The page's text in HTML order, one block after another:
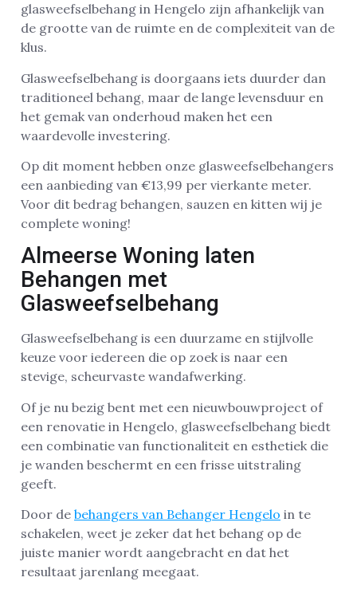
glasweefselbehang in Hengelo zijn afhankelijk van
de grootte van de ruimte en de complexiteit van de
klus.
Glasweefselbehang is doorgaans iets duurder dan
traditioneel behang, maar de lange levensduur en
het gemak van onderhoud maken het een
waardevolle investering.
Op dit moment hebben onze glasweefselbehangers
een aanbieding van €13,99 per vierkante meter.
Voor dit bedrag behangen, sauzen en kitten wij je
complete woning!
Almeerse Woning laten
Behangen met
Glasweefselbehang
Glasweefselbehang is een duurzame en stijlvolle
keuze voor iedereen die op zoek is naar een
stevige, scheurvaste wandafwerking.
Of je nu bezig bent met een nieuwbouwproject of
een renovatie in Hengelo, glasweefselbehang biedt
een combinatie van functionaliteit en esthetiek die
je wanden beschermt en een frisse uitstraling
geeft.
Door de behangers van Behanger Hengelo in te
schakelen, weet je zeker dat het behang op de
juiste manier wordt aangebracht en dat het
resultaat jarenlang meegaat.